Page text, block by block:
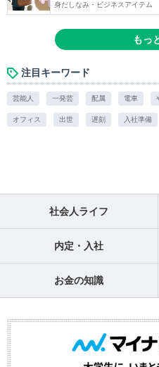
身だしなみ・ビジネスアイテム
もっ
注目キーワード
芸能人 一発芸 配属 電車
オフィス 出世 遅刻 入社準備
社会人ライフ
内定・入社
お金の知識